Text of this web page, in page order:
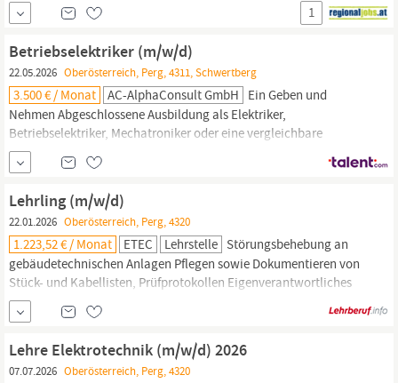
JOBMADE bietet österreichweit langfristige Karrierechancen bei
attraktiven Arbeitgebern! Wir sind quer durch alle Berufsgruppen
laufend auf der Suche nach...
1
Betriebselektriker (m/w/d)
22.05.2026 Oberösterreich, Perg, 4311, Schwertberg
3.500 € / Monat AC-AlphaConsult GmbH Ein Geben und
Nehmen Abgeschlossene Ausbildung als Elektriker,
Betriebselektriker, Mechatroniker oder eine vergleichbare
Fachschule Gute Kenntnisse in der Steuer- und Regeltechnik
sowie
ElektronikSchichtbereitschaft Deine Aufgaben –
Langweilig wird dir nicht Instandhaltung und Wartung von
elektrischen Anlagen
Lehrling (m/w/d)
22.01.2026 Oberösterreich, Perg, 4320
1.223,52 € / Monat ETEC Lehrstelle Störungsbehebung an
gebäudetechnischen Anlagen Pflegen sowie Dokumentieren von
Stück- und Kabellisten, Prüfprotokollen Eigenverantwortliches
Mitarbeiten in Projekten Das bringst du mit Abgeschlossenen
Pflichtschulabschluss Freude an handwerklicher Tätigkeit im
und Gebäudetechnik Technisches Interesse &
räumliches
Lehre Elektrotechnik (m/w/d) 2026
07.07.2026 Oberösterreich, Perg, 4320